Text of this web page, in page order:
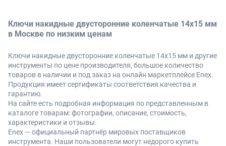
Ключи накидные двусторонние коленчатые 14x15 мм
в Москве по низким ценам
Ключи накидные двусторонние коленчатые 14x15 мм и другие
инструменты по цене производителя, большое количество
товаров в наличии и под заказ на онлайн маркетплейсе Enex.
Продукция имеет сертификаты соответствия качества и
гарантию.
На сайте есть подробная информация по представленным в
каталоге товарам: фотографии, описание, стоимость,
характеристики и отзывы.
Enex — официальный партнёр мировых поставщиков
инструмента. Наши пользователи могут недорого купить